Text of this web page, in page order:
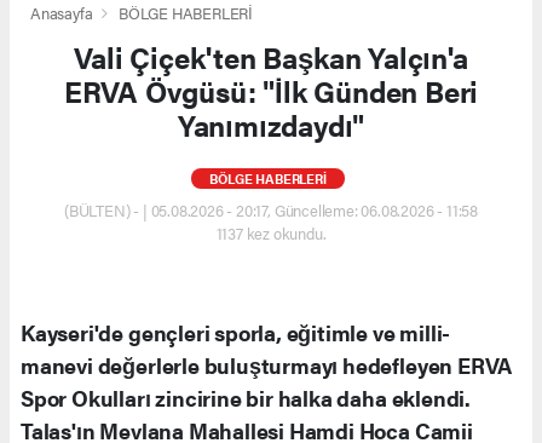
Anasayfa BÖLGE HABERLERİ
Vali Çiçek'ten Başkan Yalçın'a
ERVA Övgüsü: "İlk Günden Beri
Yanımızdaydı"
BÖLGE HABERLERİ
(BÜLTEN) - | 05.08.2026 - 20:17, Güncelleme: 06.08.2026 - 11:58
1137 kez okundu.
Kayseri'de gençleri sporla, eğitimle ve milli-
manevi değerlerle buluşturmayı hedefleyen ERVA
Spor Okulları zincirine bir halka daha eklendi.
Talas'ın Mevlana Mahallesi Hamdi Hoca Camii